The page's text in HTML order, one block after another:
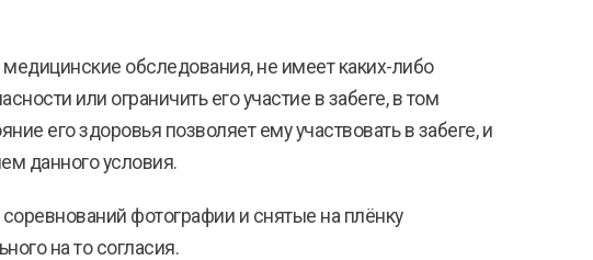
медицинские обследования, не имеет каких-либо
или ограничить его участие в забеге, в том
его здоровья позволяет ему участвовать в забеге, и
данного условия.
фотографии и снятые на плёнку
на то согласия.